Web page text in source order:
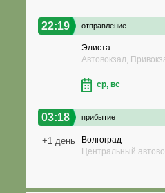
22:19 отправление
Элиста
Автовокзал,
ср, вс
03:18 прибытие
+1 день
Волгоград
Центральный